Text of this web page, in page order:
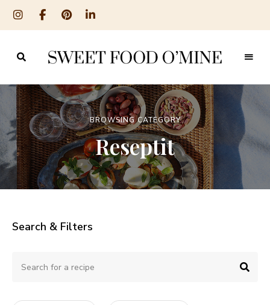
Sweet
Food
O
´Mine
ruoanlaitosta
leivontaan
BROWSING CATEGORY
Reseptit
Search & Filters